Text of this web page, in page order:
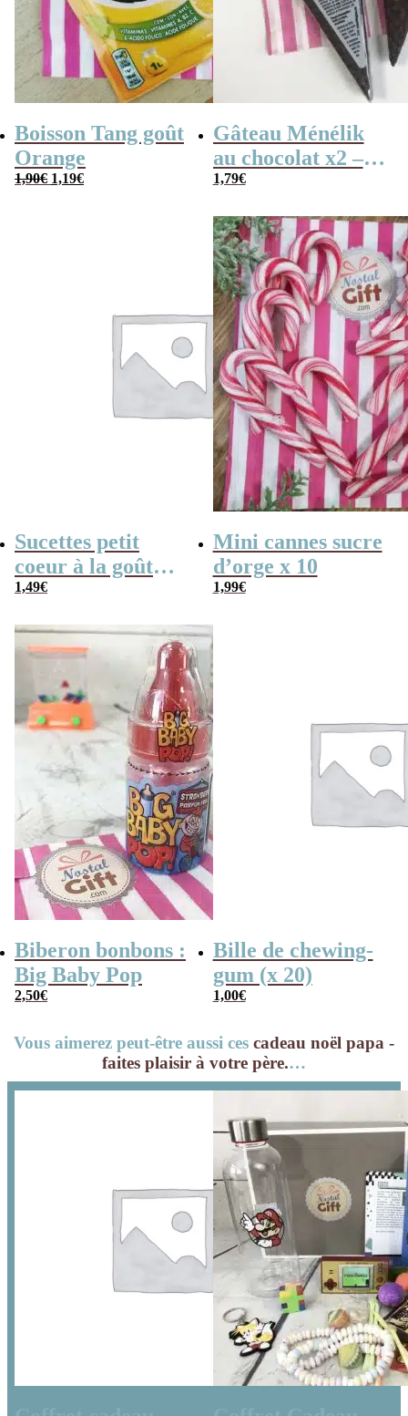
Boisson Tang goût
Orange
1,90€ Le
prix
1,19€Le
prix
Gâteau Ménélik
au chocolat x2 –
Gaufrette
1,79€
Sucettes petit
coeur à la goût
cerise x5
1,49€
Mini cannes sucre
d’orge x 10
1,99€
Biberon bonbons :
Big Baby Pop
2,50€
Bille de chewing-
gum (x 20)
1,00€
Vous aimerez peut-être aussi ces cadeau noël papa -
faites plaisir à votre père.…